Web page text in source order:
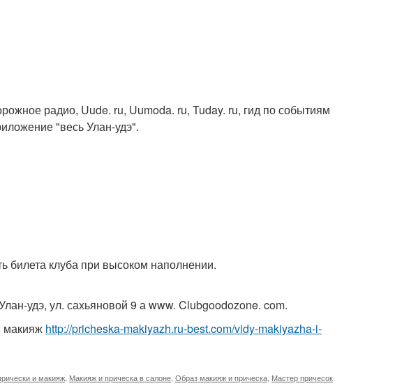
радио, Uude. ru, Uumoda. ru, Tuday. ru, гид по событиям
"весь Улан-удэ".
билета клуба при высоком наполнении.
удэ, ул. сахьяновой 9 а www. Clubgoodozone. com.
макияж http://pricheska-makiyazh.ru-best.com/vidy-makiyazha-i-
и макияж Макияж и прическа в салоне Образ макияж и прическа Мастер причесок